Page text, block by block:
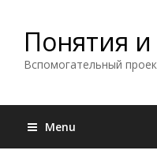
Понятия и
Вспомогательный
Menu